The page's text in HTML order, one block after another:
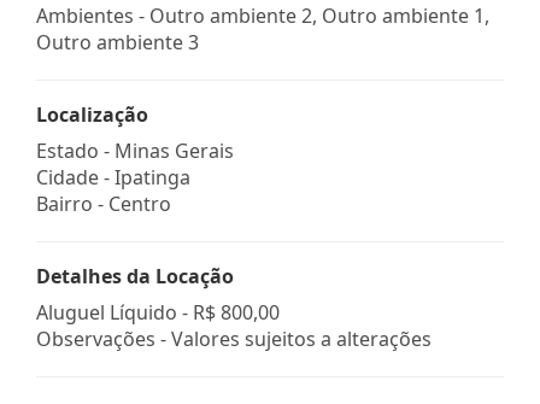
Ambientes - Outro ambiente 2, Outro ambiente 1,
Outro ambiente 3
Localização
Estado - Minas Gerais
Cidade -Ipatinga
Bairro - Centro
Detalhes da Locação
Aluguel Líquido - R$ 800,00
Observações - Valores sujeitos a alterações